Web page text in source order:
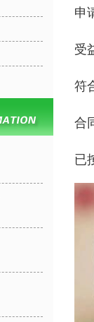
申
受
符
合
已